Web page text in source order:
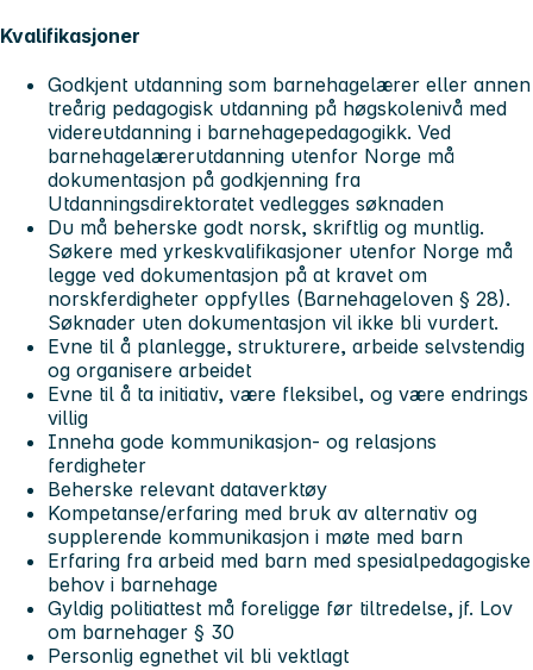
Kvalifikasjoner
Godkjent utdanning som barnehagelærer eller annen
treårig pedagogisk utdanning på høgskolenivå med
videreutdanning i barnehagepedagogikk. Ved
barnehagelærerutdanning utenfor Norge må
dokumentasjon på godkjenning fra
Utdanningsdirektoratet vedlegges søknaden
Du må beherske godt norsk, skriftlig og muntlig.
Søkere med yrkeskvalifikasjoner utenfor Norge må
legge ved dokumentasjon på at kravet om
norskferdigheter oppfylles (Barnehageloven § 28).
Søknader uten dokumentasjon vil ikke bli vurdert.
Evne til å planlegge, strukturere, arbeide selvstendig
og organisere arbeidet
Evne til å ta initiativ, være fleksibel, og være endrings
villig
Inneha gode kommunikasjon- og relasjons
ferdigheter
Beherske relevant dataverktøy
Kompetanse/erfaring med bruk av alternativ og
supplerende kommunikasjon i møte med barn
Erfaring fra arbeid med barn med spesialpedagogiske
behov i barnehage
Gyldig politiattest må foreligge før tiltredelse, jf. Lov
om barnehager § 30
Personlig egnethet vil bli vektlagt